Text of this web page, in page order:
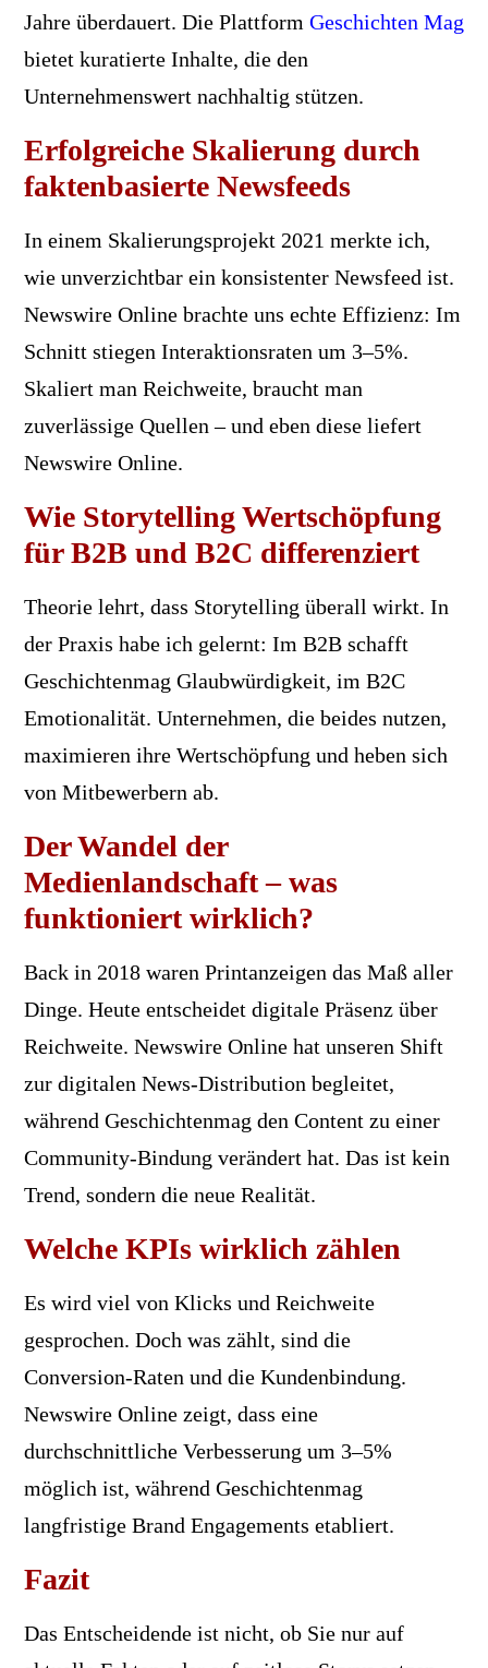
Jahre überdauert. Die Plattform Geschichten Mag
bietet kuratierte Inhalte, die den
Unternehmenswert nachhaltig stützen.
Erfolgreiche Skalierung durch
faktenbasierte Newsfeeds
In einem Skalierungsprojekt 2021 merkte ich,
wie unverzichtbar ein konsistenter Newsfeed ist.
Newswire Online brachte uns echte Effizienz: Im
Schnitt stiegen Interaktionsraten um 3–5%.
Skaliert man Reichweite, braucht man
zuverlässige Quellen – und eben diese liefert
Newswire Online.
Wie Storytelling Wertschöpfung
für B2B und B2C differenziert
Theorie lehrt, dass Storytelling überall wirkt. In
der Praxis habe ich gelernt: Im B2B schafft
Geschichtenmag Glaubwürdigkeit, im B2C
Emotionalität. Unternehmen, die beides nutzen,
maximieren ihre Wertschöpfung und heben sich
von Mitbewerbern ab.
Der Wandel der
Medienlandschaft – was
funktioniert wirklich?
Back in 2018 waren Printanzeigen das Maß aller
Dinge. Heute entscheidet digitale Präsenz über
Reichweite. Newswire Online hat unseren Shift
zur digitalen News-Distribution begleitet,
während Geschichtenmag den Content zu einer
Community-Bindung verändert hat. Das ist kein
Trend, sondern die neue Realität.
Welche KPIs wirklich zählen
Es wird viel von Klicks und Reichweite
gesprochen. Doch was zählt, sind die
Conversion-Raten und die Kundenbindung.
Newswire Online zeigt, dass eine
durchschnittliche Verbesserung um 3–5%
möglich ist, während Geschichtenmag
langfristige Brand Engagements etabliert.
Fazit
Das Entscheidende ist nicht, ob Sie nur auf